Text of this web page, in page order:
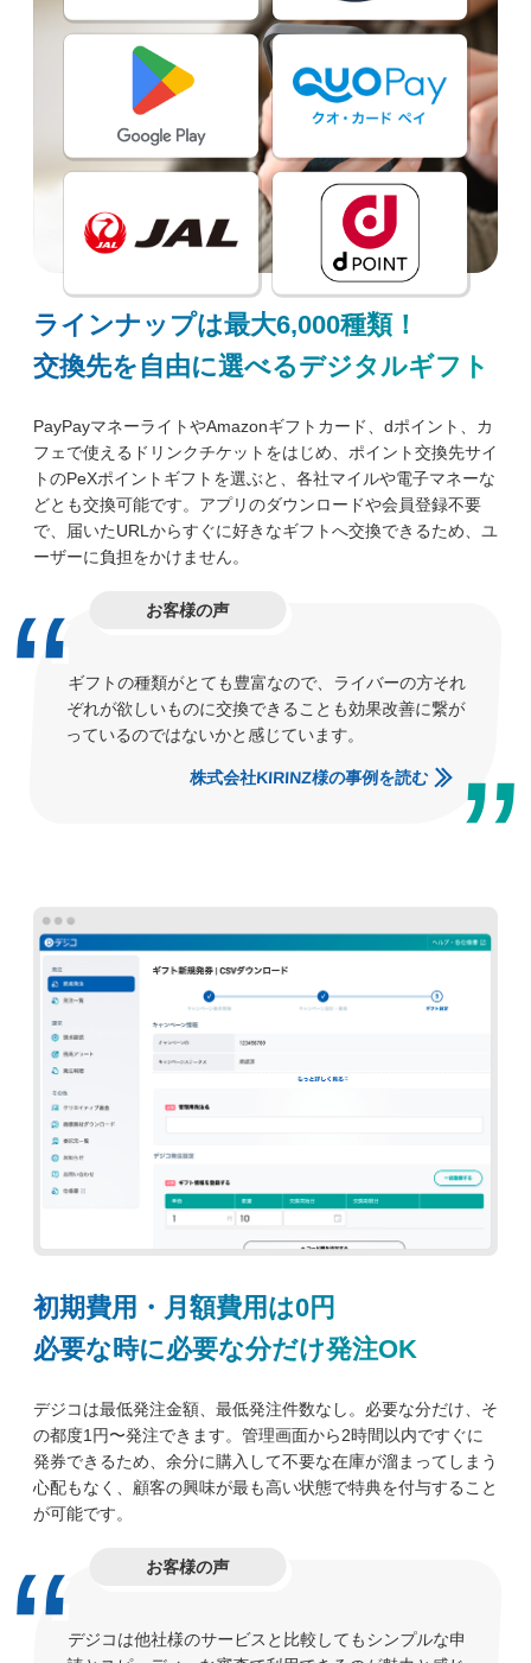
ラインナップは最大6,000種類！
交換先を自由に選べるデジタルギフト
PayPayマネーライトやAmazonギフトカード、dポイント、カ
フェで使えるドリンクチケットをはじめ、ポイント交換先サイ
トのPeXポイントギフトを選ぶと、各社マイルや電子マネーな
どとも交換可能です。アプリのダウンロードや会員登録不要
で、届いたURLからすぐに好きなギフトへ交換できるため、ユ
ーザーに負担をかけません。
お客様の声
ギフトの種類がとても豊富なので、ライバーの方それ
ぞれが欲しいものに交換できることも効果改善に繋が
っているのではないかと感じています。
株式会社KIRINZ様の事例を読む
初期費用・月額費用は0円
必要な時に必要な分だけ発注OK
デジコは最低発注金額、最低発注件数なし。必要な分だけ、そ
の都度1円〜発注できます。管理画面から2時間以内ですぐに
発券できるため、余分に購入して不要な在庫が溜まってしまう
心配もなく、顧客の興味が最も高い状態で特典を付与すること
が可能です。
お客様の声
デジコは他社様のサービスと比較してもシンプルな申